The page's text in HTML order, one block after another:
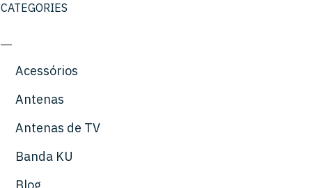
CATEGORIES
Acessórios
Antenas
Antenas de TV
Banda KU